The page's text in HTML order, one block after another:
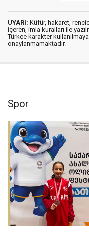
UYARI: Küfür, hakaret,
içeren, imla kuralları ile
Türkçe karakter
onaylanmamaktadır.
Spor